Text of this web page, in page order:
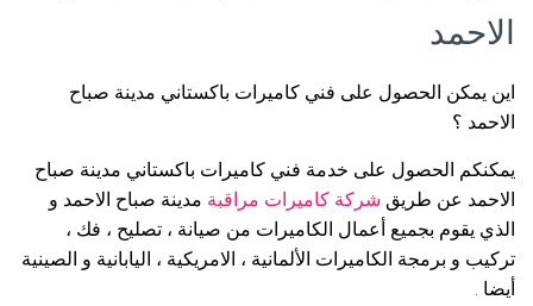
الاحمد
اين يمكن الحصول على فني كاميرات باكستاني مدينة صباح
الاحمد ؟
يمكنكم الحصول على خدمة فني كاميرات باكستاني مدينة صباح
الاحمد عن طريق شركة كاميرات مراقبة مدينة صباح الاحمد و
الذي يقوم بجميع أعمال الكاميرات من صيانة ، تصليح ، فك ،
تركيب و برمجة الكاميرات الألمانية ، الامريكية ، اليابانية و الصينية
أيضا .